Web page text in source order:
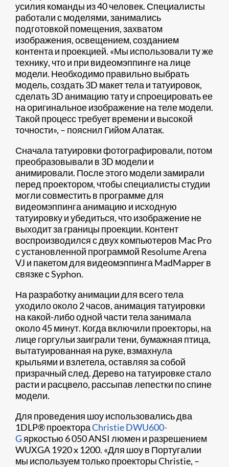
усилия команды из 40 человек. Специалисты
работали с моделями, занимались
подготовкой помещения, захватом
изображения, освещением, созданием
контента и проекцией. «Мы использовали ту же
технику, что и при видеомэппинге на лице
модели. Необходимо правильно выбрать
модель, создать 3D макет тела и татуировок,
сделать 3D анимацию тату и спроецировать ее
на оригинальное изображение на теле модели.
Такой процесс требует времени и высокой
точности», – пояснил Гийом Алатак.
Сначала татуировки фотографировали, потом
преобразовывали в 3D модели и
анимировали. После этого модели замирали
перед проектором, чтобы специалисты студии
могли совместить в программе для
видеомэппинга анимацию и исходную
татуировку и убедиться, что изображение не
выходит за границы проекции. Контент
воспроизводился с двух компьютеров Mac Pro
с установленной программой Resolume Arena
VJ и пакетом для видеомэппинга MadMapper в
связке с Syphon.
На разработку анимации для всего тела
уходило около 2 часов, анимация татуировки
на какой-либо одной части тела занимала
около 45 минут. Когда включили проекторы, на
лице горгульи заиграли тени, бумажная птица,
вытатуированная на руке, взмахнула
крыльями и взлетела, оставляя за собой
призрачный след. Дерево на татуировке стало
расти и расцвело, рассыпав лепестки по спине
модели.
Для проведения шоу использовались два
1DLP® проектораChristie DWU600-
G яркостью 6 050 ANSI люмен и разрешением
WUXGA 1920 x 1200. «Для шоу в Португалии
мы используем только проекторы Christie, –